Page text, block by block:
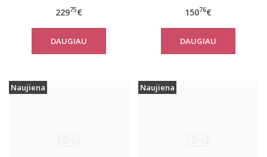
paltas 310050 6F32
22975€
DAUGIAU
paltas 310320 2501
15076€
DAUGIAU
Naujiena Naujiena